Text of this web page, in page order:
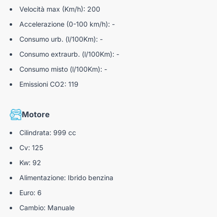
Velocità max (Km/h): 200
Accelerazione (0-100 km/h): -
Consumo urb. (l/100Km): -
Consumo extraurb. (l/100Km): -
Consumo misto (l/100Km): -
Emissioni CO2: 119
Motore
Cilindrata: 999 cc
Cv: 125
Kw: 92
Alimentazione: Ibrido benzina
Euro: 6
Cambio: Manuale